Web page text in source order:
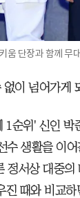
움 단장과 함께 무
없이 넘어가게
1순위' 신인 박
수 생활을 이
정서상 대중의
진 때와 비교